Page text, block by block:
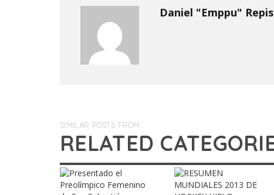
Daniel "Emppu"
SIMILAR POSTS FROM
RELATED